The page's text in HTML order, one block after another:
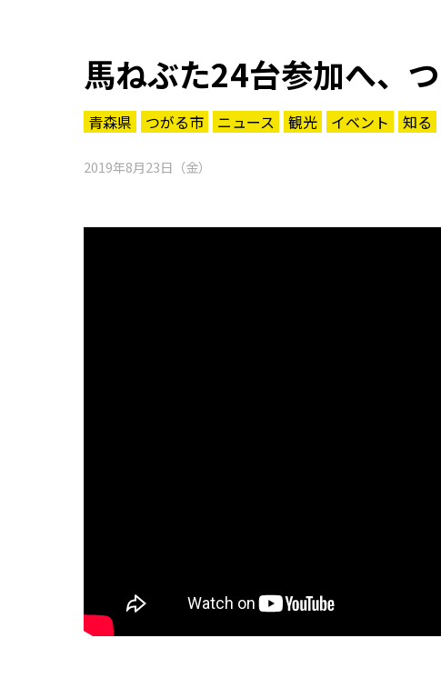
馬ねぶた24台参加へ、
青森県 つがる市 ニュース 観光 イベント 知る
2019年8月23日（金）